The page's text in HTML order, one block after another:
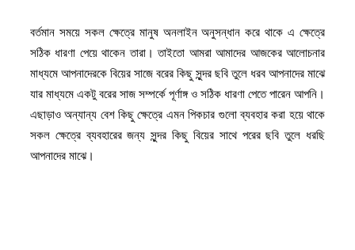
বর্তমান সময়ে সকল ক্ষেত্রে মানুষ অনলাইন অনুসন্ধান করে থাকে এ ক্ষেত্রে
সঠিক ধারণা পেয়ে থাকেন তারা। তাইতো আমরা আমাদের আজকের আলোচনার
মাধ্যমে আপনাদেরকে বিয়ের সাজে বরের কিছু সুন্দর ছবি তুলে ধরব আপনাদের মাঝে
যার মাধ্যমে একটু বরের সাজ সম্পর্কে পূর্ণাঙ্গ ও সঠিক ধারণা পেতে পারেন আপনি।
এছাড়াও অন্যান্য বেশ কিছু ক্ষেত্রে এমন পিকচার গুলো ব্যবহার করা হয়ে থাকে
সকল ক্ষেত্রে ব্যবহারের জন্য সুন্দর কিছু বিয়ের সাথে পরের ছবি তুলে ধরছি
আপনাদের মাঝে।